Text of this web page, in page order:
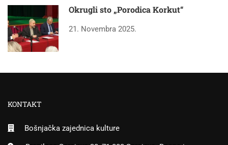
Okrugli sto „Porodica Korkut“
21. Novembra 2025.
KONTAKT
Bošnjačka zajednica kulture